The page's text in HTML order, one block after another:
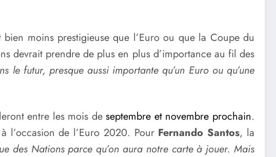
moins prestigieuse que l’Euro ou que la Coupe du
devrait prendre de plus en plus d’importance au fil des
futur, presque aussi importante qu’un Euro ou qu’une
entre les mois deseptembre et novembre prochain.
l’occasion de l’Euro 2020. Pour Fernando Santos, la
des Nations parce qu’on aura notre carte à jouer. Mais